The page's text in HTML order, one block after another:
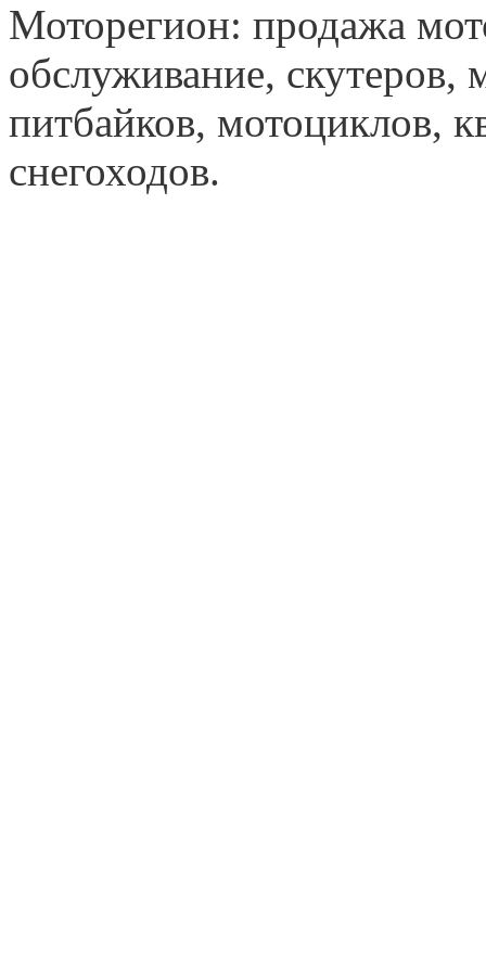
Моторегион: продажа
обслуживание, скутеров,
питбайков, мотоциклов,
снегоходов.